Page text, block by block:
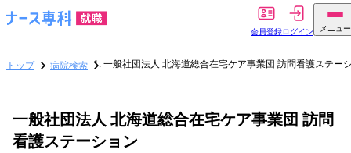
会員登録ログイン メニュー
トップ 病院検索 一般社団法人 北海道総合在宅ケア事業団 訪問看護ステー
一般社団法人 北海道総合在宅ケア事業団 訪問
看護ステーション